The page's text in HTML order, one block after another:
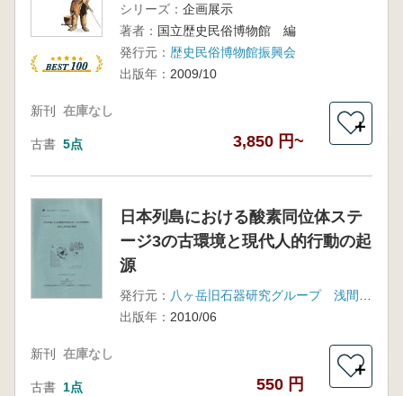
シリーズ： 企画展示
著者： 国立歴史民俗博物館 編
発行元： 歴史民俗博物館振興会
出版年： 2009/10
新刊 在庫なし
古書 5点 3,850 円~
＋
日本列島における酸素同位体ステ
ージ3の古環境と現代人的行動の起
源
発行元：
八ヶ岳旧石器研究グループ 浅間縄文ミュージアム 他
出版年： 2010/06
新刊 在庫なし
古書 1点 550 円
＋